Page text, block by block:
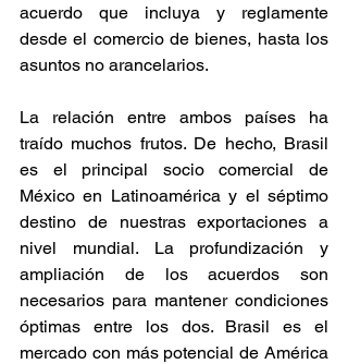
acuerdo que incluya y reglamente
desde el comercio de bienes, hasta los
asuntos no arancelarios.
La relación entre ambos países ha
traído muchos frutos. De hecho, Brasil
es el principal socio comercial de
México en Latinoamérica y el séptimo
destino de nuestras exportaciones a
nivel mundial. La profundización y
ampliación de los acuerdos son
necesarios para mantener condiciones
óptimas entre los dos. Brasil es el
mercado con más potencial de América